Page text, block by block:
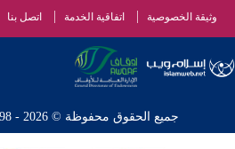
وثيقة الخصوصية اتفاقية الخدمة اتصل بنا
جميع الحقوق محفوظة © 2026 - 1998 لشبكة إسلام ويب